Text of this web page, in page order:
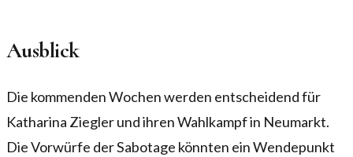
Ausblick
Die kommenden Wochen werden entscheidend für
Katharina Ziegler und ihren Wahlkampf in Neumarkt.
Die Vorwürfe der Sabotage könnten ein Wendepunkt